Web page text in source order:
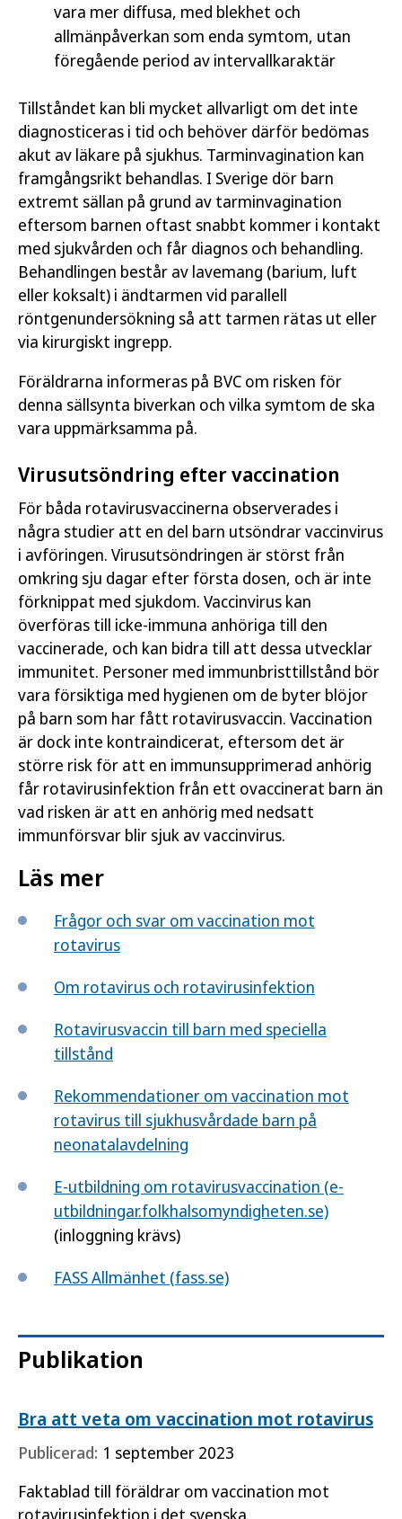
vara mer diffusa, med blekhet och
allmänpåverkan som enda symtom, utan
föregående period av intervallkaraktär
Tillståndet kan bli mycket allvarligt om det inte
diagnosticeras i tid och behöver därför bedömas
akut av läkare på sjukhus. Tarminvagination kan
framgångsrikt behandlas. I Sverige dör barn
extremt sällan på grund av tarminvagination
eftersom barnen oftast snabbt kommer i kontakt
med sjukvården och får diagnos och behandling.
Behandlingen består av lavemang (barium, luft
eller koksalt) i ändtarmen vid parallell
röntgenundersökning så att tarmen rätas ut eller
via kirurgiskt ingrepp.
Föräldrarna informeras på BVC om risken för
denna sällsynta biverkan och vilka symtom de ska
vara uppmärksamma på.
Virusutsöndring efter vaccination
För båda rotavirusvaccinerna observerades i
några studier att en del barn utsöndrar vaccinvirus
i avföringen. Virusutsöndringen är störst från
omkring sju dagar efter första dosen, och är inte
förknippat med sjukdom. Vaccinvirus kan
överföras till icke-immuna anhöriga till den
vaccinerade, och kan bidra till att dessa utvecklar
immunitet. Personer med immunbristtillstånd bör
vara försiktiga med hygienen om de byter blöjor
på barn som har fått rotavirusvaccin. Vaccination
är dock inte kontraindicerat, eftersom det är
större risk för att en immunsupprimerad anhörig
får rotavirusinfektion från ett ovaccinerat barn än
vad risken är att en anhörig med nedsatt
immunförsvar blir sjuk av vaccinvirus.
Läs mer
Frågor och svar om vaccination mot
rotavirus
Om rotavirus och rotavirusinfektion
Rotavirusvaccin till barn med speciella
tillstånd
Rekommendationer om vaccination mot
rotavirus till sjukhusvårdade barn på
neonatalavdelning
E-utbildning om rotavirus­vaccination (e-
utbildningar.folkhalsomyndigheten.se)
(inloggning krävs)
FASS Allmänhet (fass.se)
Publikation
Bra att veta om vaccination mot rotavirus
Publicerad: 1 september 2023
Faktablad till föräldrar om vaccination mot
rotavirusinfektion i det svenska